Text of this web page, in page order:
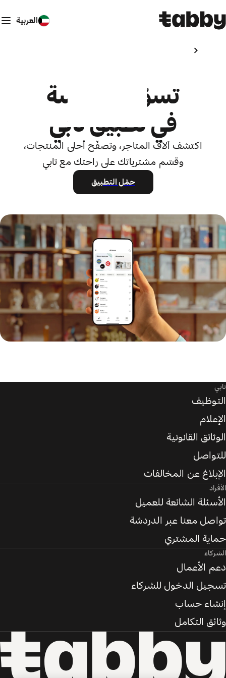
العربية
تسوّق بسلاسة
في تطبيق تابي
اكتشف آلاف المتاجر، وتصفّح أحلى المنتجات،
وقسّم مشترياتك على راحتك مع تابي
حمّل التطبيق
تابي
التوظيف
الإعلام
الوثائق القانونية
للتواصل
الإبلاغ عن المخالفات
الأفراد
الأسئلة الشائعة للعميل
تواصل معنا عبر الدردشة
حماية المشتري
الشركاء
دعم الأعمال
تسجيل الدخول للشركاء
إنشاء حساب
وثائق التكامل